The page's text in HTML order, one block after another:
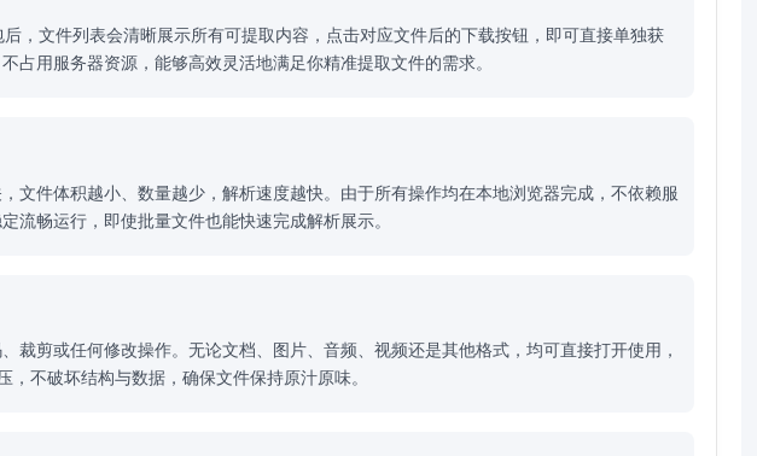
，文件列表会清晰展示所有可提取内容，点击对应文件后的下载按钮，即可直接单独获
用服务器资源，能够高效灵活地满足你精准提取文件的需求。
文件体积越小、数量越少，解析速度越快。由于所有操作均在本地浏览器完成，不依赖服
畅运行，即使批量文件也能快速完成解析展示。
剪或任何修改操作。无论文档、图片、音频、视频还是其他格式，均可直接打开使用，
不破坏结构与数据，确保文件保持原汁原味。